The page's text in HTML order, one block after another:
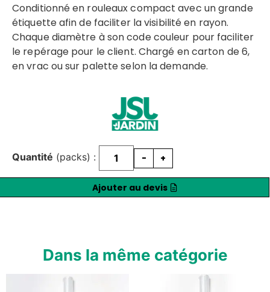
Conditionné en rouleaux compact avec un grande
étiquette afin de faciliter la visibilité en rayon.
Chaque diamètre à son code couleur pour faciliter
le repérage pour le client. Chargé en carton de 6,
en vrac ou sur palette selon la demande.
Quantité (packs) : - +
Ajouter au devis
Dans la même catégorie